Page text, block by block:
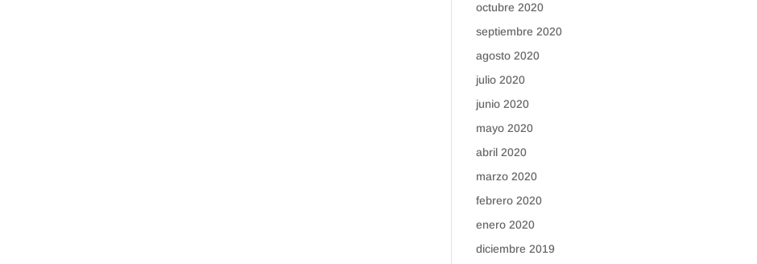
octubre 2020
septiembre 2020
agosto 2020
julio 2020
junio 2020
mayo 2020
abril 2020
marzo 2020
febrero 2020
enero 2020
diciembre 2019